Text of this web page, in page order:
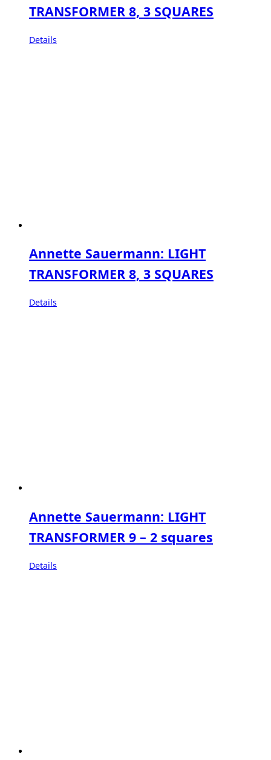
TRANSFORMER 8, 3 SQUARES
Details
Annette Sauermann: LIGHT
TRANSFORMER 8, 3 SQUARES
Details
Annette Sauermann: LIGHT
TRANSFORMER 9 – 2 squares
Details